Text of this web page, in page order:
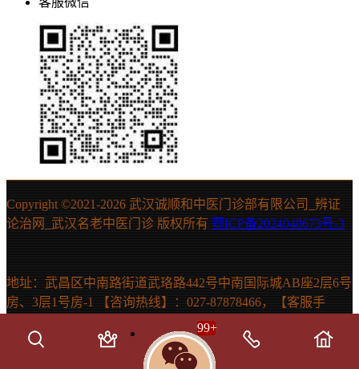
Copyright ©2021-2026 武汉诚顺和中医门诊部有限公司_辨证
论治网_武汉名老中医门诊 版权所有 鄂ICP备2024048673号-3
地址：武昌区中南路街道武珞路442号中南国际城AB座2层6号
房、3层1号房-1 【咨询热线】：027-87878466，【客服手
机】：15607131150 声明：本站信息仅供参考，不能作为诊断
及医疗依据。如有需要，请在医生指导下使用。
99+